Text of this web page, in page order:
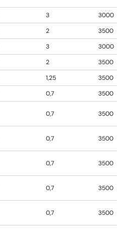
3
3000
2
3500
3
3000
2
3500
1,25
3500
0,7 3500
0,7 3500
0,7 3500
0,7 3500
0,7 3500
0,7 3500